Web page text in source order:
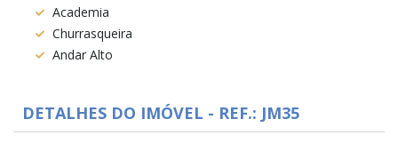
Academia
Churrasqueira
Andar Alto
DETALHES DO IMÓVEL - REF.: JM35